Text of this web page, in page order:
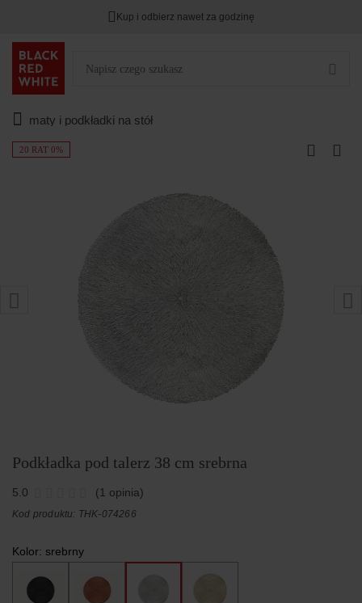
Kup i odbierz nawet za godzinę
maty i podkładki na stół
20 RAT 0%
Podkładka pod talerz 38 cm srebrna
5.0 (1 opinia)
Kod produktu: THK-074266
Kolor: srebrny